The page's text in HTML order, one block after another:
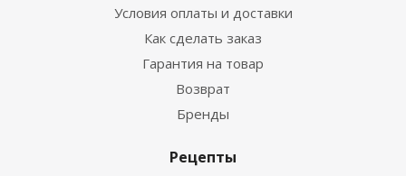
Условия оплаты и доставки
Как сделать заказ
Гарантия на товар
Возврат
Бренды
Рецепты